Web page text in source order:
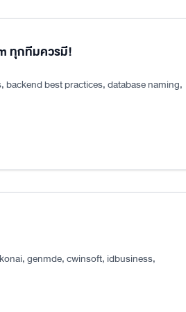
ทุกทีมควรมี!
best practices, database naming,
genmde, cwinsoft, idbusiness,